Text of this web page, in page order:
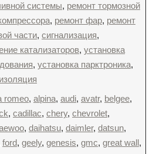
системы, ремонт тормозной
, ремонт фар, ремонт
части, сигнализация,
катализаторов, установка
, установка парктроника,
romeo, alpina, audi, avatr, belgee,
, cadillac, chery, chevrolet,
, daihatsu, daimler, datsun,
ford, geely, genesis, gmc, great wall,